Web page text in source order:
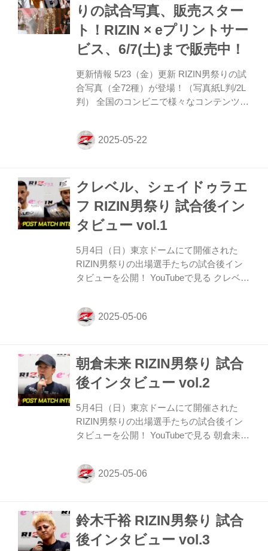
https://www.bbc-tv.co.jp/ 6/15(日) 14:00-
14:55 テレビ和歌山 https://www.tv-
wakayama.co.j...
りの試合写真、販売スター
ト！RIZIN × eプリントサー
ビス、6/7(土)まで販売中！
更新情報 5/23（金）更新 RIZIN男祭りの試
合写真（全72種）が登場！（写真紙L判/2L
判） 全国のコンビニで様々なコンテンツを
ス『eプリントサービス』に、RIZIN男祭り
の試合写真（全72種）が新登場！ 是非、お
臨場感あふれる試合写真が新登場！（全72
種） オフィシャルカメラマン撮影による試
合写真が写真紙L判、2L判で印刷可能に！
販売サイズ / 価格 / コンテンツ番号 サイズ
RZN07000 写真紙2L判 500円 ...
クレベル、シェイドゥラエ
フ RIZIN男祭り 試合後イン
タビュー vol.1
5月4日（日）東京ドームにて開催された
RIZIN男祭りの出場選手たちの試合後イン
タビューを公開！ YouTubeで見る クレベ
ンだから、落ちない。また必ず戻ります」
ーー試合後の率直な感想をお聞かせいただ
と実際に戦った印象を教えてください。 ク
レベル インプレッションは最初から同じ。
フィジカル強い、最初に強いのがくる、い
ろいろそれは変わらない。全然変わらな
い。 ーー決まり手となったパンチをもらっ
た瞬間は意識があってまだ戦えると思って
いたのか意識が飛んでいたのかを教えて
朝倉未来 RIZIN男祭り 試合
後インタビュー vol.2
5月4日（日）東京ドームにて開催された
RIZIN男祭りの出場選手たちの試合後イン
タビューを公開！ YouTubeで見る 朝倉未来
試合後の率直な感想をお聞かせいただけま
すか。 朝倉 とにかくまあ、泥臭くても絶
な歓声があがりましたが、聞こえていまし
たか？また、試合前に背中を押されたとい
うことはありましたか。 朝倉 そうっす
鈴木千裕 RIZIN男祭り 試合
後インタビュー vol.3